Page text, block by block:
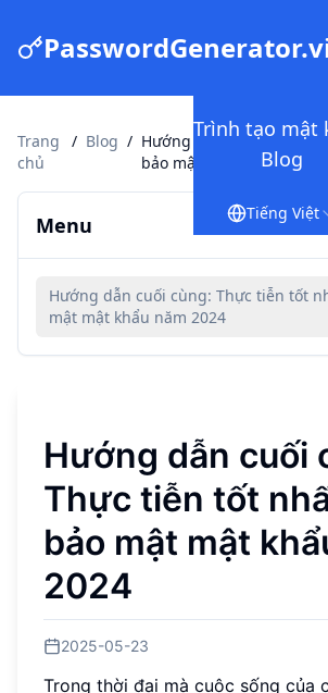
Trình tạo mật
Blog
Tiếng Việt
Trang
chủ
/ Blog / Hướng dẫn cuối cùng:
bảo mật mật khẩu năm
Menu
Hướng dẫn cuối cùng: Thực tiễn tốt
mật mật khẩu năm 2024
Hướng dẫn cuối
Thực tiễn tốt
bảo mật mật
2024
2025-05-23
Trong thời đại mà cuộc sống của